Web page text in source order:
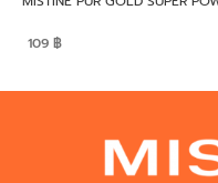
109 ฿